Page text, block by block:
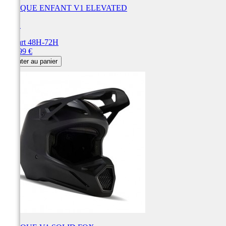
CASQUE ENFANT V1 ELEVATED
Départ 48H-72H
199,99 €
Ajouter au panier